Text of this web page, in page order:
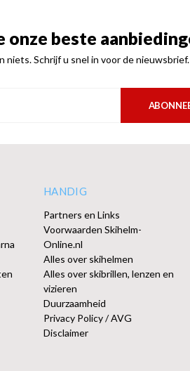
onze beste
Schrijf u snel in voor de nieuwsbrief.
HANDIG
Partners en Links
Voorwaarden Skihelm-
Online.nl
Alles over skihelmen
Alles over skibrillen, lenzen en
vizieren
Duurzaamheid
Privacy Policy / AVG
Disclaimer